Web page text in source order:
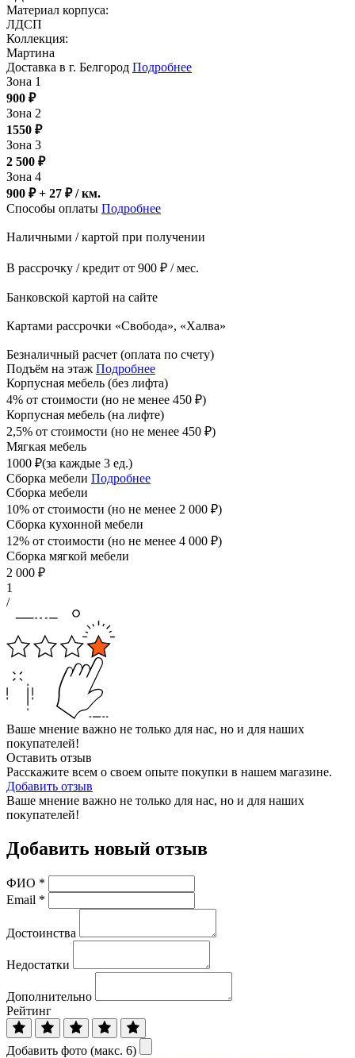
Материал корпуса:
ЛДСП
Коллекция:
Мартина
Доставка в г. Белгород Подробнее
Зона 1
900 ₽
Зона 2
1550 ₽
Зона 3
2 500 ₽
Зона 4
900 ₽ + 27 ₽/ км.
Способы оплаты Подробнее
Наличными / картой при получении
В рассрочку / кредит от 900 ₽ / мес.
Банковской картой на сайте
Картами рассрочки «Свобода», «Халва»
Безналичный расчет (оплата по счету)
Подъём на этаж Подробнее
Корпусная мебель (без лифта)
4% от стоимости (но не менее 450 ₽)
Корпусная мебель (на лифте)
2,5% от стоимости (но не менее 450 ₽)
Мягкая мебель
1000 ₽(за каждые 3 ед.)
Сборка мебели Подробнее
Сборка мебели
10% от стоимости (но не менее 2 000 ₽)
Сборка кухонной мебели
12% от стоимости (но не менее 4 000 ₽)
Сборка мягкой мебели
2 000 ₽
1
/
Ваше мнение важно не только для нас, но и для наших
покупателей!
Оставить отзыв
Расскажите всем о своем опыте покупки в нашем магазине.
Добавить отзыв
Ваше мнение важно не только для нас, но и для наших
покупателей!
Добавить новый отзыв
ФИО *
Email *
Достоинства
Недостатки
Дополнительно
Рейтинг
Добавить фото (макс. 6)